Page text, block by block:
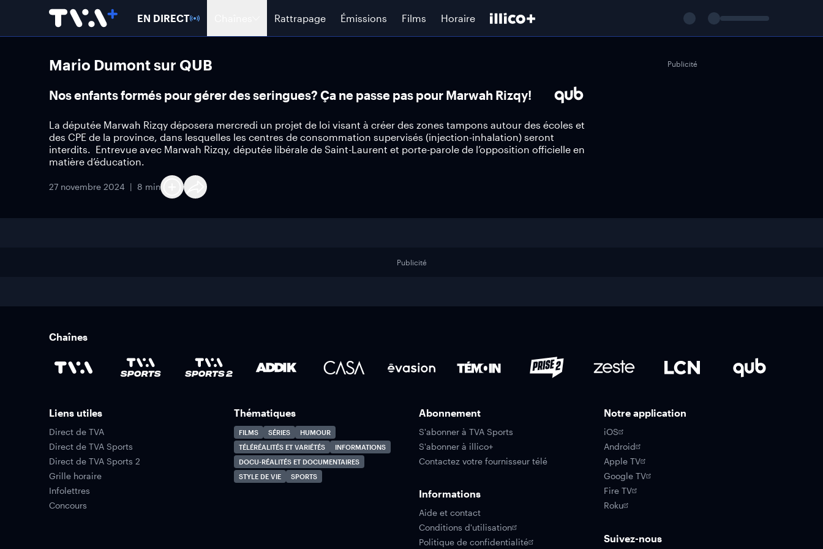
EN DIRECT Rattrapage Émissions Films Horaire
Mario Dumont sur QUB
Nos enfants formés pour gérer des seringues? Ça ne passe pas pour Marwah Rizqy!
La députée Marwah Rizqy déposera mercredi un projet de loi visant à créer des zones tampons autour des écoles et
des CPE de la province, dans lesquelles les centres de consommation supervisés (injection-inhalation) seront
interdits. Entrevue avec Marwah Rizqy, députée libérale de Saint-Laurent et porte-parole de l’opposition officielle en
matière d’éducation.
27 novembre 2024 8 min
Publicité
Publicité
Chaînes
Liens utiles
Direct de TVA
Direct de TVA Sports
Direct de TVA Sports 2
Grille horaire
Infolettres
Concours
Thématiques
FILMS SÉRIES
HUMOUR
TÉLÉRÉALITÉS ET VARIÉTÉS
INFORMATIONS
DOCU-RÉALITÉS ET DOCUMENTAIRES
STYLE DE VIE
SPORTS
Abonnement
S'abonner à TVA Sports
S'abonner à illico+
Contactez votre fournisseur télé
Informations
Aide et contact
Conditions d'utilisation
Politique de confidentialité
Notre application
iOS
Android
Apple TV
Google TV
Fire TV
Roku
Suivez-nous